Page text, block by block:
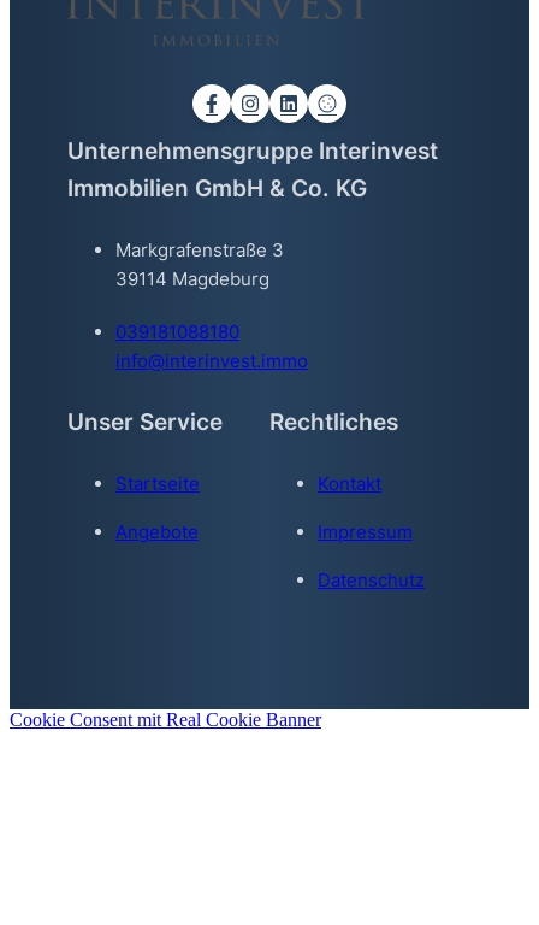
Unternehmensgruppe Interinvest
Immobilien GmbH & Co. KG
Markgrafenstraße 3
39114 Magdeburg
039181088180
info@interinvest.immo
Unser Service
Startseite
Angebote
Rechtliches
Kontakt
Impressum
Datenschutz
Cookie Consent mit Real Cookie Banner